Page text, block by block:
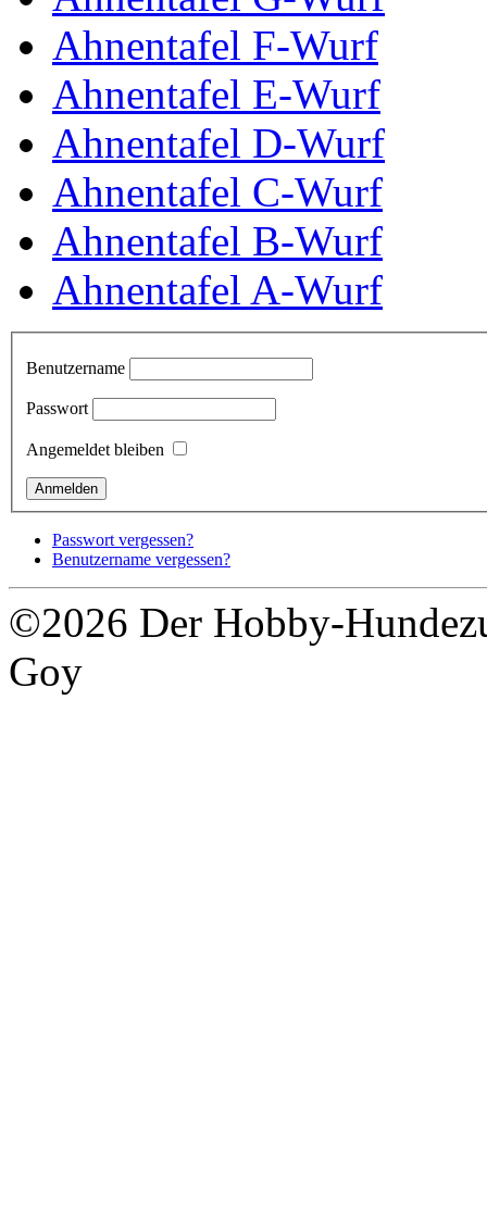
Ahnentafel F-Wurf
Ahnentafel E-Wurf
Ahnentafel D-Wurf
Ahnentafel C-Wurf
Ahnentafel B-Wurf
Ahnentafel A-Wurf
Benutzername
Passwort
Angemeldet bleiben
Passwort vergessen?
Benutzername vergessen?
©2026 Der Hobby-
Goy